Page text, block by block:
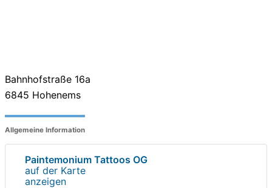
Bahnhofstraße 16a
6845 Hohenems
Allgemeine Information
Paintemonium Tattoos OG
auf der Karte
anzeigen